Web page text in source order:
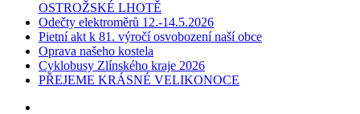
OSTROŽSKÉ LHOTĚ
Odečty elektroměrů 12.-14.5.2026
Pietní akt k 81. výročí osvobození naší obce
Oprava našeho kostela
Cyklobusy Zlínského kraje 2026
PŘEJEME KRÁSNÉ VELIKONOCE